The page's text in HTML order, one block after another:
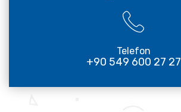
Telefon
+90 549 600 27 27